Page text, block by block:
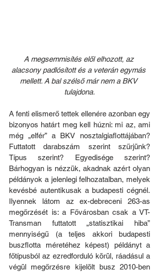
A megsemmisítés elől elhozott, az
alacsony padlósított és a veterán egymás
mellett. A bal szélső már nem a BKV
tulajdona.
A fenti elismerő tettek ellenére azonban egy
bizonyos határt meg kell húzni: mi az, ami
még „elfér” a BKV nosztalgiaflottájában?
Futtatott darabszám szerint szűrjünk?
Típus szerint? Egyedisége szerint?
Bárhogyan is nézzük, akadnak azért olyan
példányok a jelenlegi felhozatalban, melyek
kevésbé autentikusak a budapesti cégnél.
Ilyennek látom az ex-debreceni 263-as
megőrzését is: a Fővárosban csak a VT-
Transman futtatott „statisztikai hiba”
mennyiségű (a teljes akkori budapesti
buszflotta méretéhez képest) példányt a
főtípusból az ezredforduló körül, ráadásul a
végül megőrzésre kijelölt busz 2010-ben